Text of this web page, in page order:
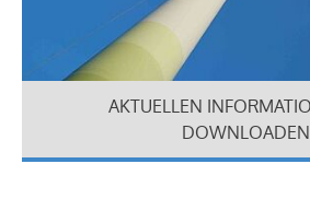
AKTUELLEN
DOWNLOADEN